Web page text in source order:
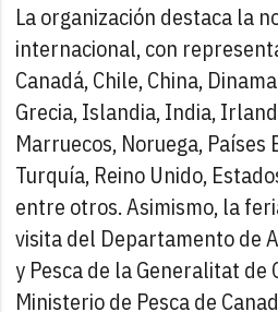
La organización destaca la
internacional, con
Canadá, Chile, China,
Grecia, Islandia, India,
Marruecos, Noruega, Países
Turquía, Reino Unido,
entre otros. Asimismo, la
visita del Departamento de
y Pesca de la Generalitat de
Ministerio de Pesca de